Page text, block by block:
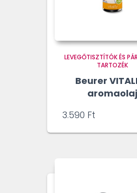
LEVEGŐTISZTÍTÓK ÉS
TARTOZÉK
Beurer
aromaolaj
3.590 Ft